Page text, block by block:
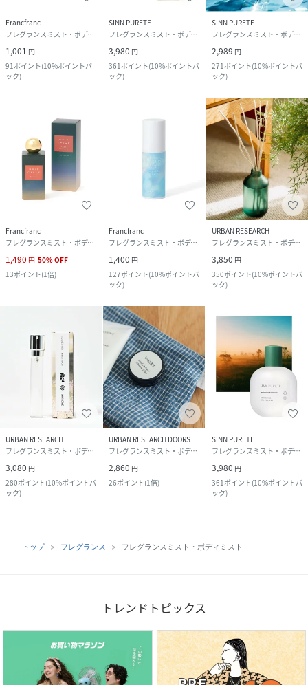
Francfranc
フレグランスミスト・ボディミスト
1,001 円
91 ポイント(10%ポイントバ
ック)
SINN PURETE
フレグランスミスト・ボディミスト
3,980 円
361 ポイント(10%ポイントバ
ック)
SINN PURETE
フレグランスミスト・ボディミスト
2,989 円
271 ポイント(10%ポイントバ
ック)
Francfranc
フレグランスミスト・ボディミスト
1,490 円 50%OFF
13ポイント(1倍)
Francfranc
フレグランスミスト・ボディミスト
1,400 円
127ポイント(10%ポイントバ
ック)
URBAN RESEARCH
フレグランスミスト・ボディミスト
3,850 円
350ポイント(10%ポイントバ
ック)
URBAN RESEARCH
フレグランスミスト・ボディミスト
3,080 円
280ポイント(10%ポイントバ
ック)
URBAN RESEARCH DOORS
フレグランスミスト・ボディミスト
2,860 円
26ポイント(1倍)
SINN PURETE
フレグランスミスト・ボディミスト
3,980 円
361 ポイント(10%ポイントバ
ック)
トップ フレグランス フレグランスミスト・ボディミスト
トレンドトピックス